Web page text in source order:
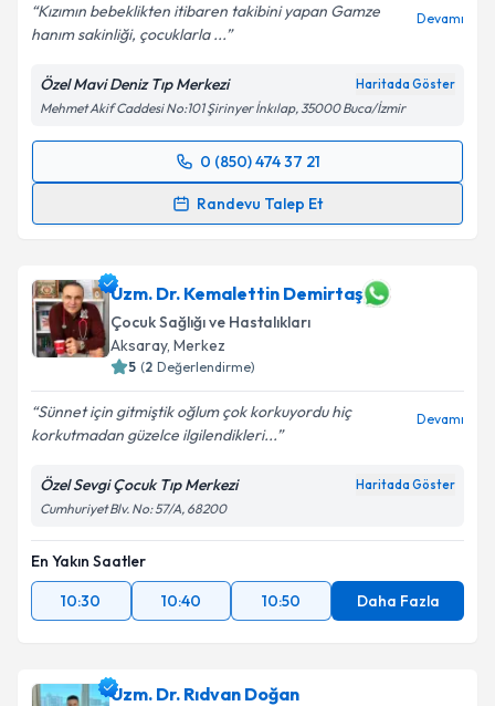
Kızımın bebeklikten itibaren takibini yapan Gamze
hanım sakinliği, çocuklarla ...
Devamı
Özel Mavi Deniz Tıp Merkezi Haritada Göster
Mehmet Akif Caddesi No:101 Şirinyer İnkılap, 35000 Buca/İzmir
0 (850) 474 37 21
Randevu Talep Et
Randevu Takvimi Talebi
almanız için bir takvim hazırlandığında e-posta ile
bilgilendireceğiz.
E-posta Adresiniz
Metni'ni okudum ve kişisel verilerimin belirtilen
kapsamda işlenmesini kabul ediyorum.
Takvim Talebini Gönder
Uzm. Dr. Kemalettin Demirtaş
Çocuk Sağlığı ve Hastalıkları
Aksaray, Merkez
5 (2 Değerlendirme)
Sünnet için gitmiştik oğlum çok korkuyordu hiç
korkutmadan güzelce ilgilendikleri...
Devamı
Özel Sevgi Çocuk Tıp Merkezi Haritada Göster
Cumhuriyet Blv. No: 57/A, 68200
En Yakın Saatler
10:30
10:40 10:50 Daha Fazla
Uzm. Dr. Rıdvan Doğan